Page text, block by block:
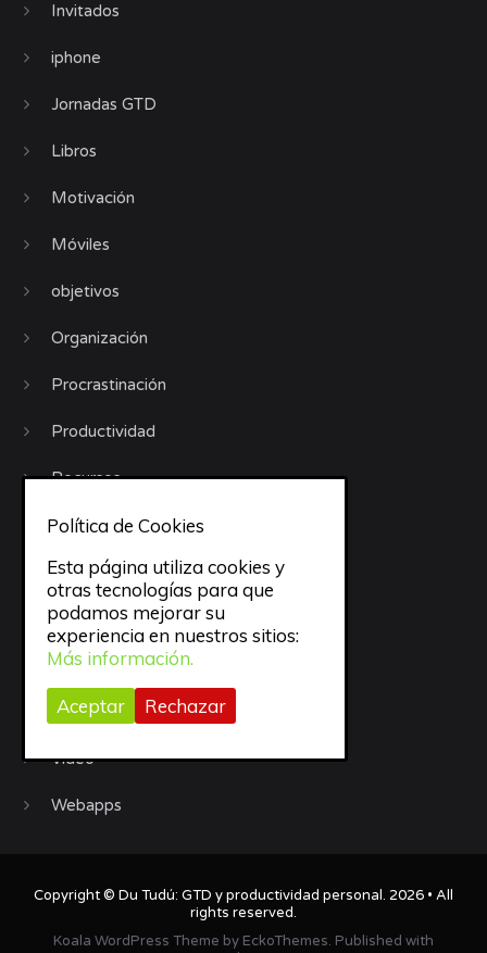
Invitados
iphone
Jornadas GTD
Libros
Motivación
Móviles
objetivos
Organización
Procrastinación
Productividad
Recursos
Sueño
todo
trabajo
Trucos
Uncategorized
Video
Webapps
Copyright © Du Tudú: GTD y productividad personal. 2026 • All
rights reserved.
Koala WordPress Theme by EckoThemes. Published with
Política de Cookies
Esta página utiliza cookies y
otras tecnologías para que
podamos mejorar su
experiencia en nuestros sitios:
Más información.
Aceptar Rechazar